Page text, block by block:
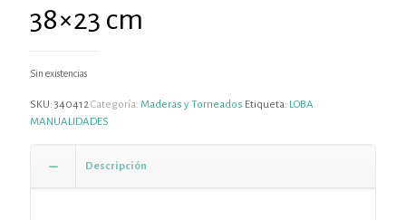
38×23 cm
Sin existencias
SKU: 340412Categoría: Maderas y Torneados Etiqueta: LOBA
MANUALIDADES
Descripción